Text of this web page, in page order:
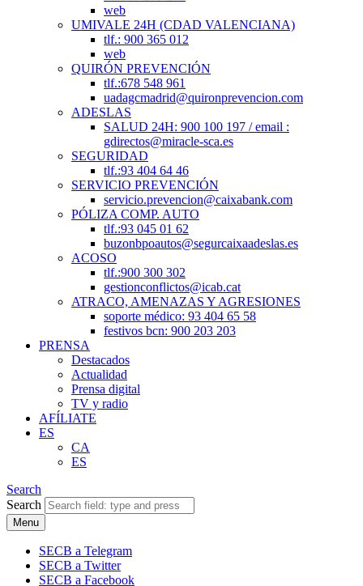
web
UMIVALE 24H (CDAD VALENCIANA)
tlf.: 900 365 012
web
QUIRÓN PREVENCIÓN
tlf.:678 548 961
uadagcmadrid@quironprevencion.com
ADESLAS
SALUD 24H: 900 100 197 / email :
gdirectos@miracle-sca.es
SEGURIDAD
tlf.:93 404 64 46
SERVICIO PREVENCIÓN
servicio.prevencion@caixabank.com
PÓLIZA COMP. AUTO
tlf.:93 045 01 62
buzonbpoautos@segurcaixaadeslas.es
ACOSO
tlf.:900 300 302
gestionconflictos@icab.cat
ATRACO, AMENAZAS Y AGRESIONES
soporte médico: 93 404 65 58
festivos bcn: 900 203 203
PRENSA
Destacados
Actualidad
Prensa digital
TV y radio
AFÍLIATE
ES
CA
ES
Search
Search
Menu
SECB a Telegram
SECB a Twitter
SECB a Facebook